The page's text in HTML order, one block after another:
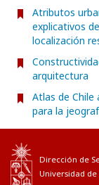
Atributos
explicativos
localización
arquitectura
Atlas de Chile
para la
Dirección de
Universidad de